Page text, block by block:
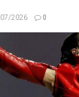
2026 0